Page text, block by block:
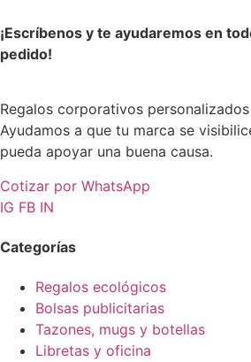
¡Escríbenos y te ayudaremos en
pedido!
Regalos corporativos
Ayudamos a que tu marca se
pueda apoyar una buena causa.
Cotizar por WhatsApp
IG FB IN
Categorías
Regalos ecológicos
Bolsas publicitarias
Tazones, mugs y botellas
Libretas y oficina